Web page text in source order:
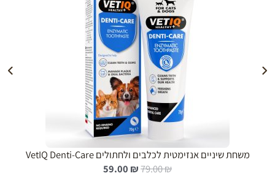
הוספה לעגלה
משחת שיניים אנזימטית לכלבים ולחתולים VetIQ Denti-Care
79.00₪
ה 59.00 ₪
ה